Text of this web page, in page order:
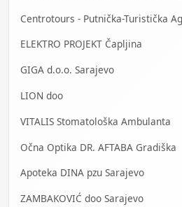
ELEKTRO PROJEKT Čapljina
GIGA d.o.o. Sarajevo
LION doo
VITALIS Stomatološka Ambulanta
Očna Optika DR. AFTABA Gradiška
Apoteka DINA pzu Sarajevo
ZAMBAKOVIĆ doo Sarajevo